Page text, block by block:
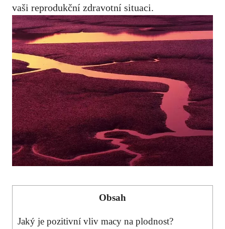
vaši reprodukční zdravotní situaci.
Obsah
Jaký je pozitivní vliv macy na plodnost?